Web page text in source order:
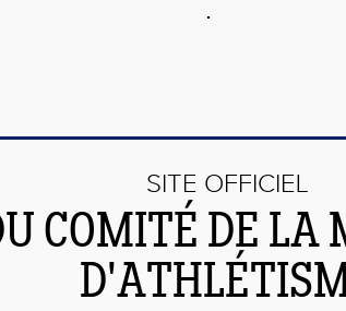
SITE OFFICIEL
COMITÉ DE LA